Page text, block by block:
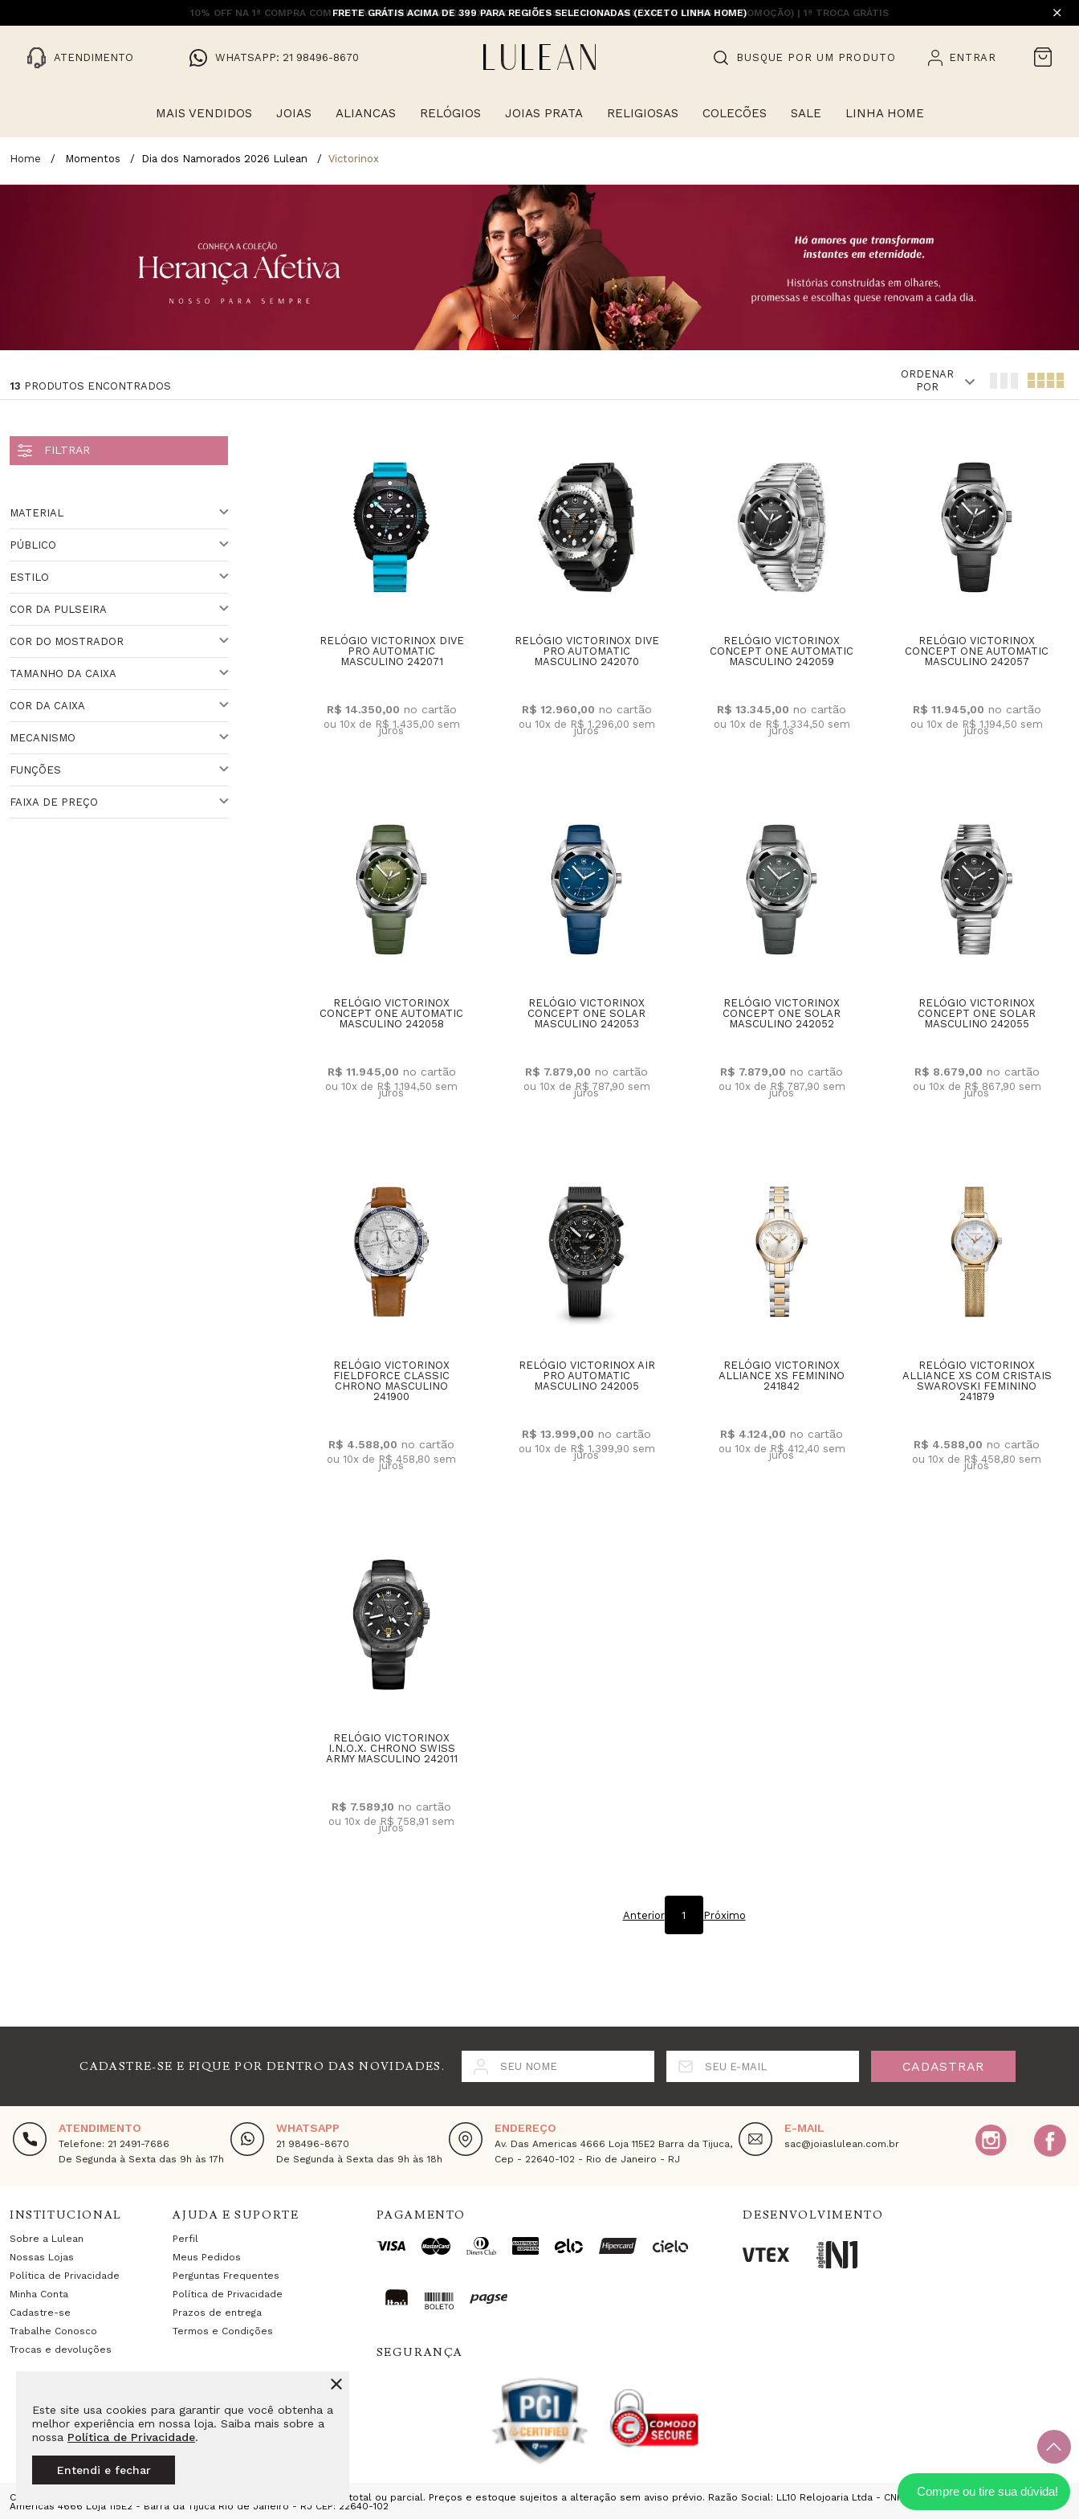
FRETE GRÁTIS ACIMA DE 399 PARA REGIÕES SELECIONADAS (EXCETO LINHA HOME)
ATENDIMENTO WHATSAPP: 21 98496-8670 BUSQUE POR UM PRODUTO ENTRAR
MAIS VENDIDOS JOIAS ALIANCAS RELÓGIOS JOIAS PRATA RELIGIOSAS COLECÕES SALE LINHA HOME
Este site usa cookies para garantir que você obtenha a
melhor experiência em nossa loja. Saiba mais sobre a
nossa Política de Privacidade.
Entendi e fechar
Momentos Dia dos Namorados 2026 Lulean Victorinox
13 PRODUTOS ENCONTRADOS
ORDENAR
POR
MATERIAL
PÚBLICO
ESTILO
COR DA PULSEIRA
COR DO MOSTRADOR
TAMANHO DA CAIXA
COR DA CAIXA
PRETO
MECANISMO
QUARTZO
FUNÇÕES
ANALÓGICO
FAIXA DE PREÇO
RELÓGIO VICTORINOX DIVE
PRO AUTOMATIC
MASCULINO 242071
R$ 14.350,00
ou 10x de R$ 1.435,00 sem
juros
RELÓGIO VICTORINOX DIVE
PRO AUTOMATIC
MASCULINO 242070
R$ 12.960,00
ou 10x de R$ 1.296,00 sem
juros
RELÓGIO VICTORINOX
CONCEPT ONE AUTOMATIC
MASCULINO 242059
R$ 13.345,00
ou 10x de R$ 1.334,50 sem
juros
RELÓGIO VICTORINOX
CONCEPT ONE AUTOMATIC
MASCULINO 242057
R$ 11.945,00
ou 10x de R$ 1.194,50 sem
juros
RELÓGIO VICTORINOX
CONCEPT ONE AUTOMATIC
MASCULINO 242058
R$ 11.945,00
ou 10x de R$ 1.194,50 sem
juros
RELÓGIO VICTORINOX
CONCEPT ONE SOLAR
MASCULINO 242053
R$ 7.879,00
ou 10x de R$ 787,90 sem
juros
RELÓGIO VICTORINOX
CONCEPT ONE SOLAR
MASCULINO 242052
R$ 7.879,00
ou 10x de R$ 787,90 sem
juros
RELÓGIO VICTORINOX
CONCEPT ONE SOLAR
MASCULINO 242055
R$ 8.679,00
ou 10x de R$ 867,90 sem
juros
RELÓGIO VICTORINOX
FIELDFORCE CLASSIC
CHRONO MASCULINO
241900
R$ 4.588,00
ou 10x de R$ 458,80 sem
juros
RELÓGIO VICTORINOX AIR
PRO AUTOMATIC
MASCULINO 242005
R$ 13.999,00
ou 10x de R$ 1.399,90 sem
juros
RELÓGIO VICTORINOX
ALLIANCE XS FEMININO
241842
R$ 4.124,00
ou 10x de R$ 412,40 sem
juros
RELÓGIO VICTORINOX
ALLIANCE XS COM CRISTAIS
SWAROVSKI FEMININO
241879
R$ 4.588,00
ou 10x de R$ 458,80 sem
juros
RELÓGIO VICTORINOX
I.N.O.X. CHRONO SWISS
ARMY MASCULINO 242011
R$ 7.589,10
ou 10x de R$ 758,91 sem
juros
Anterior 1 Próximo
CADASTRE-SE E FIQUE POR DENTRO DAS NOVIDADES. SEU NOME SEU E-MAIL CADASTRAR
ATENDIMENTO
Telefone: 21 2491-7686
De Segunda à Sexta das 9h às 17h
WHATSAPP
21 98496-8670
De Segunda à Sexta das 9h às 18h
ENDEREÇO
Av. Das Americas 4666 Loja 115E2 Barra da Tijuca,
Cep - 22640-102 - Rio de Janeiro - RJ
E-MAIL
sac@joiaslulean.com.br
INSTITUCIONAL
Sobre a Lulean
Nossas Lojas
Política de Privacidade
Minha Conta
Cadastre-se
Trabalhe Conosco
Trocas e devoluções
AJUDA E SUPORTE
Perfil
Meus Pedidos
Perguntas Frequentes
Política de Privacidade
Prazos de entrega
Termos e Condições
PAGAMENTO
SEGURANÇA
DESENVOLVIMENTO
Copyright Lulean. Todos os direitos reservados. Proibida reprodução total ou parcial. Preços e estoque sujeitos a alteração sem aviso prévio. Razão Social: LL10 Relojoaria Ltda - CNPJ: 14.495.839/0001-52 Av das
Americas 4666 Loja 115E2 - Barra da Tijuca Rio de Janeiro - RJ CEP: 22640-102